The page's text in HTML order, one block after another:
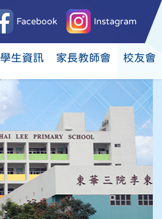
Facebook Instagram
學生資訊 家長教師會 校友會